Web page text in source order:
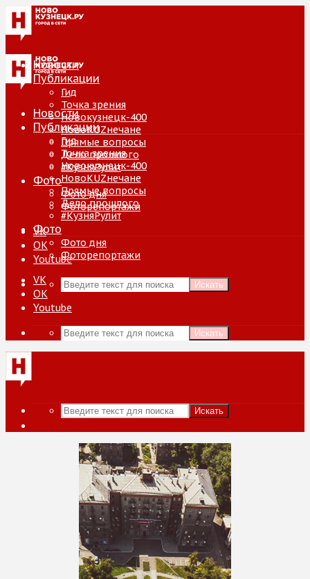
Новости
Публикации
Гид
Точка зрения
Новокузнецк-400
НовоKUZнечане
Прямые вопросы
Дело прошлого
#КузняРулит
Фото
Фото дня
Фоторепортажи
VK
ОК
Youtube
Искать
Новости
Публикации
Гид
Точка зрения
Новокузнецк-400
НовоKUZнечане
Прямые вопросы
Дело прошлого
#КузняРулит
Фото
Фото дня
Фоторепортажи
VK
ОК
Youtube
Искать
Искать